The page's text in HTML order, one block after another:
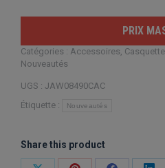
PRIX
Catégories : Accessoires,
Nouveautés
UGS : JAW08490CAC
Étiquette :
Nouveautés
Share this product